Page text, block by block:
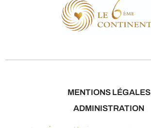
MENTIONS LÉGALES
ADMINISTRATION